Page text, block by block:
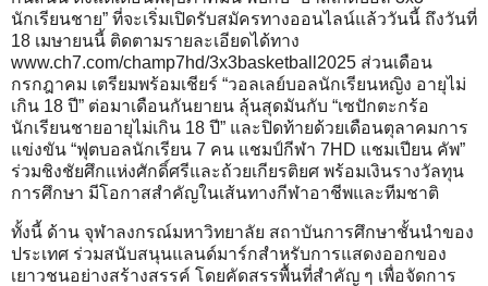
นักเรียนชาย” ที่จะเริ่มเปิดรับสมัครทางออนไลน์แล้ววันนี้ ถึงวันที่
18 เมษายนนี้ ติดตามรายละเอียดได้ทาง
www.ch7.com/champ7hd/3x3basketball2025 ส่วนเดือน
กรกฎาคม เตรียมพร้อมเชียร์ “วอลเลย์บอลนักเรียนหญิง อายุไม่
เกิน 18 ปี” ต่อมาเดือนกันยายน ลุ้นสุดมันกับ “เซปักตะกร้อ
นักเรียนชายอายุไม่เกิน 18 ปี” และปิดท้ายด้วยเดือนตุลาคมการ
แข่งขัน “ฟุตบอลนักเรียน 7 คน แชมป์กีฬา 7HD แชมเปียน คัพ”
ร่วมชิงชัยศึกแห่งศักดิ์ศรีและถ้วยเกียรติยศ พร้อมเงินรางวัลทุน
การศึกษา มีโอกาสสำคัญในเส้นทางกีฬาอาชีพและทีมชาติ
ทั้งนี้ ด้าน จุฬาลงกรณ์มหาวิทยาลัย สถาบันการศึกษาชั้นนำของ
ประเทศ ร่วมสนับสนุนแลนด์มาร์กสำหรับการแสดงออกของ
เยาวชนอย่างสร้างสรรค์ โดยคัดสรรพื้นที่สำคัญ ๆ เพื่อจัดการ